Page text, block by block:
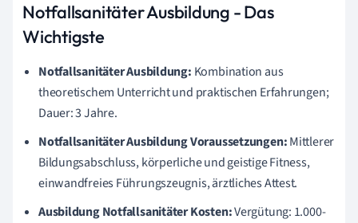
Notfallsanitäter Ausbildung - Das
Wichtigste
Notfallsanitäter Ausbildung: Kombination aus
theoretischem Unterricht und praktischen Erfahrungen;
Dauer: 3 Jahre.
Notfallsanitäter Ausbildung Voraussetzungen:Mittlerer
Bildungsabschluss, körperliche und geistige Fitness,
einwandfreies Führungszeugnis, ärztliches Attest.
Ausbildung Notfallsanitäter Kosten:Vergütung: 1.000-